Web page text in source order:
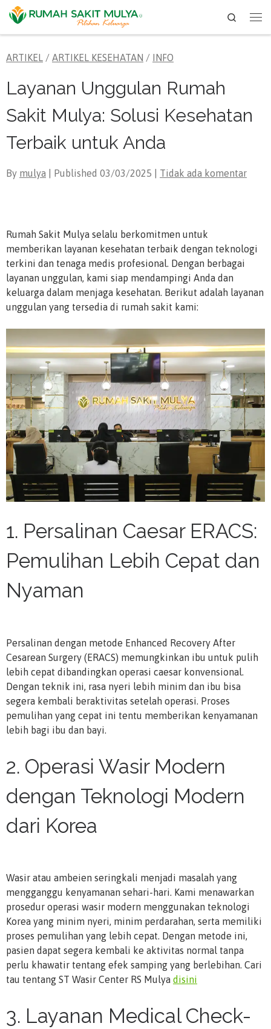
Skip to content
Search
ARTIKEL / ARTIKEL KESEHATAN / INFO
Layanan Unggulan Rumah
Sakit Mulya: Solusi Kesehatan
Terbaik untuk Anda
By mulya | Published 03/03/2025 Tidak ada komentar
Rumah Sakit Mulya selalu berkomitmen untuk
memberikan layanan kesehatan terbaik dengan teknologi
terkini dan tenaga medis profesional. Dengan berbagai
layanan unggulan, kami siap mendampingi Anda dan
keluarga dalam menjaga kesehatan. Berikut adalah layanan
unggulan yang tersedia di rumah sakit kami:
1. Persalinan Caesar ERACS:
Pemulihan Lebih Cepat dan
Nyaman
Persalinan dengan metode Enhanced Recovery After
Cesarean Surgery (ERACS) memungkinkan ibu untuk pulih
lebih cepat dibandingkan operasi caesar konvensional.
Dengan teknik ini, rasa nyeri lebih minim dan ibu bisa
segera kembali beraktivitas setelah operasi. Proses
pemulihan yang cepat ini tentu memberikan kenyamanan
lebih bagi ibu dan bayi.
2. Operasi Wasir Modern
dengan Teknologi Modern
dari Korea
Wasir atau ambeien seringkali menjadi masalah yang
mengganggu kenyamanan sehari-hari. Kami menawarkan
prosedur operasi wasir modern menggunakan teknologi
Korea yang minim nyeri, minim perdarahan, serta memiliki
proses pemulihan yang lebih cepat. Dengan metode ini,
pasien dapat segera kembali ke aktivitas normal tanpa
perlu khawatir tentang efek samping yang berlebihan. Cari
tau tentang ST Wasir Center RS Mulya disini
3. Layanan Medical Check-